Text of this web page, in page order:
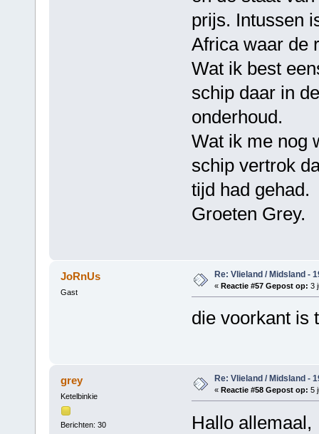
prijs. Intussen
Africa waar de
Wat ik best
schip daar in
onderhoud.
Wat ik me nog
schip vertrok
tijd had gehad.
Groeten Grey.
JoRnUs
Gast
Re: Vlieland / Midsland -
« Reactie #57 Gepost op: 3
die voorkant is
grey
Ketelbinkie
Berichten: 30
Re: Vlieland / Midsland -
« Reactie #58 Gepost op: 5
Hallo allemaal,